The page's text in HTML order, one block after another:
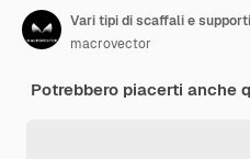
macrovector
Potrebbero piacerti anche